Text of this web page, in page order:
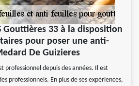
Gouttières 33 à la disposition
pour poser une anti-
De Guizieres
professionnel depuis des années. Il est
professionnels. En plus de ses expériences,